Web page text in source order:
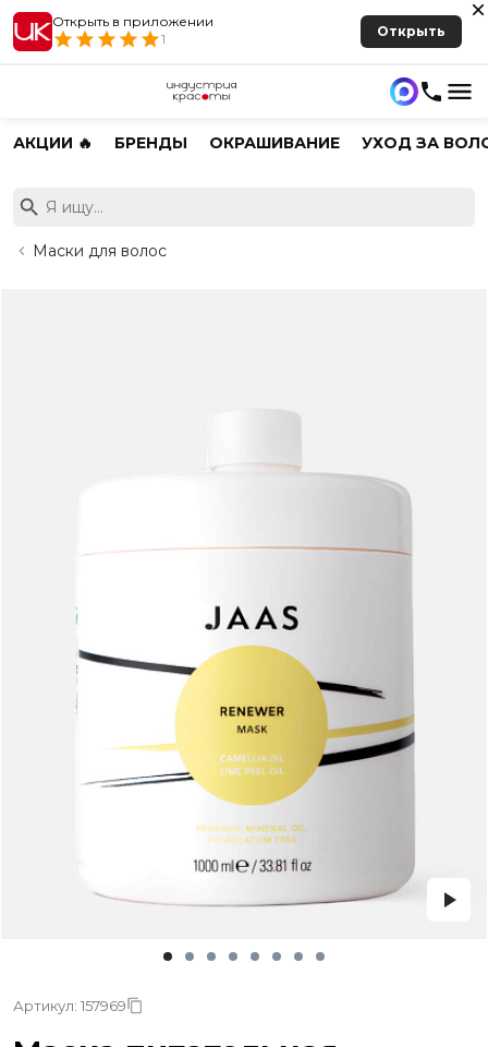
Открыть в приложении
1
Открыть
АКЦИИ 🔥 БРЕНДЫ ОКРАШИВАНИЕ УХОД ЗА
Маски для волос
Артикул: 157969